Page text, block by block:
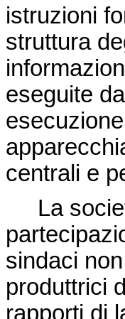
istruzioni
struttura
eseguite
centrali e
La
sindaci
produttrici
rapporti di